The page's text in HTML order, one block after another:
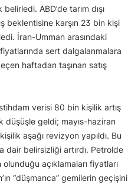
ABD’de tarım dışı
beklentisine karşın 23 bin kişi
İran-Umman arasındaki
sert dalgalanmalara
haftadan taşınan satış
verisi 80 bin kişilik artış
düşüşle geldi; mayıs-haziran
aşağı revizyon yapıldı. Bu
dair belirsizliği artırdı. Petrolde
açıklamaları fiyatları
“düşmanca” gemilerin geçişini